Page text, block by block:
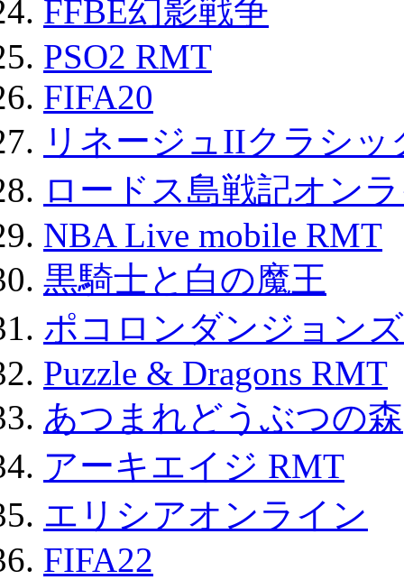
FFBE幻影戦争
PSO2 RMT
FIFA20
リネージュIIクラシ
ロードス島戦記オン
NBA Live mobile RMT
黒騎士と白の魔王
ポコロンダンジョン
Puzzle & Dragons RMT
あつまれどうぶつの森
アーキエイジ RMT
エリシアオンライン
FIFA22